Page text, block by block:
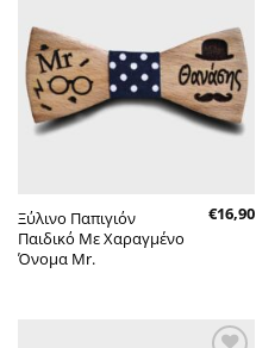
στην λίστα
επιθυμητών
Ξύλινο Παπιγιόν
Παιδικό Με Χαραγμένο
Όνομα Mr.
€16,90